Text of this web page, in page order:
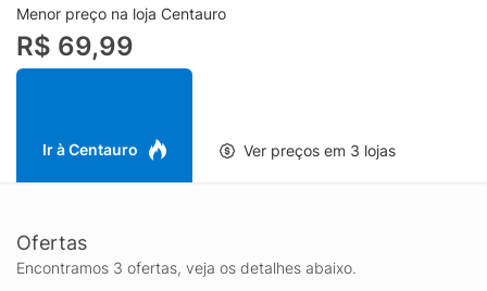
bermuda infantil Oxer ajuda a compor looks esportivos para
diferentes ocasiões. Uma escolha funcional para quem busca
uma bermuda de treino infantil com ajuste confortável e estilo,
perfeita para acompanhar as crianças em qualquer atividade.
Menor preço na loja Centauro
R$ 69,99
Ir à Centauro Ver preços em 3 lojas
Ofertas
Encontramos 3 ofertas, veja os detalhes abaixo.